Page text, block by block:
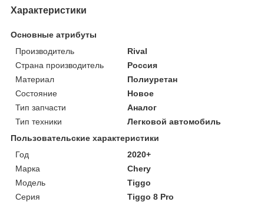
Характеристики
Основные атрибуты
Производитель
Rival
Страна производитель
Россия
Материал
Полиуретан
Состояние
Новое
Тип запчасти
Аналог
Тип техники
Легковой автомобиль
Пользовательские характеристики
Год
2020+
Марка
Chery
Модель
Tiggo
Серия
Tiggo 8 Pro